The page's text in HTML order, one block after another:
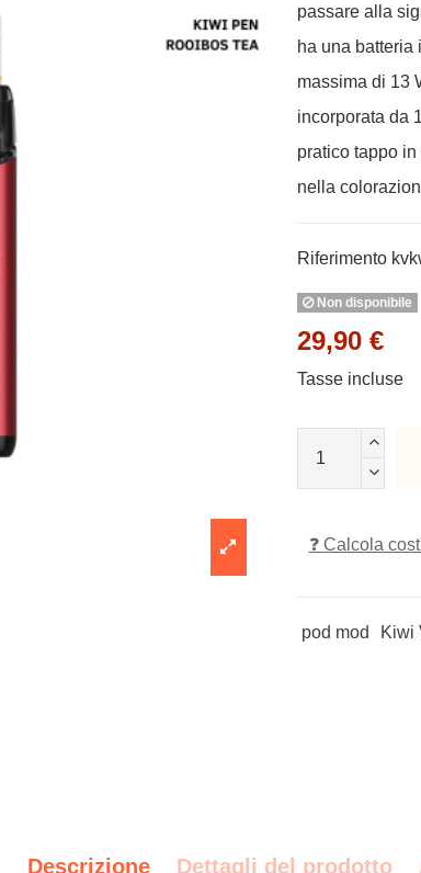
passare alla
ha una batteria
massima di 13
incorporata da
pratico tappo
nella
Riferimento
Non disponibile
29,90 €
Tasse incluse
❓ Calcola
pod mod Kiwi
Descrizione Dettagli del prodotto